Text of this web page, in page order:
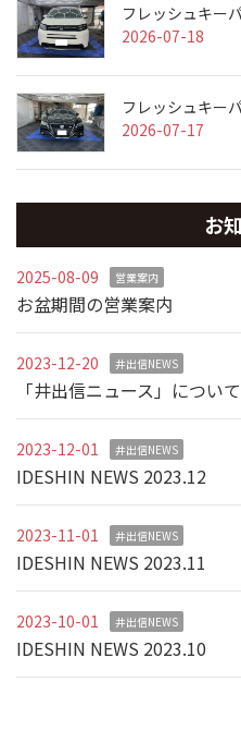
フレッシュキー
2026-07-18
フレッシュキー
2026-07-17
お
2025-08-09 営業案内
お盆期間の営業案内
2023-12-20 井出信NEWS
「井出信ニュース」について
2023-12-01 井出信NEWS
IDESHIN NEWS 2023.12
2023-11-01 井出信NEWS
IDESHIN NEWS 2023.11
2023-10-01 井出信NEWS
IDESHIN NEWS 2023.10